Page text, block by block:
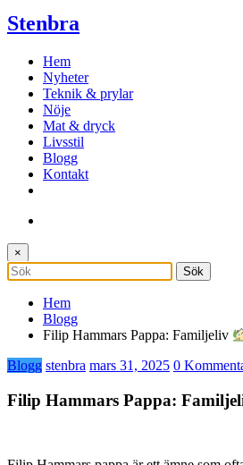
Stenbra
Hem
Nyheter
Teknik & prylar
Nöje
Mat & dryck
Livsstil
Blogg
Kontakt
×
Hem
Blogg
Filip Hammars Pappa: Familjeliv
Blogg stenbra mars 31, 2025 0
Filip Hammars Pappa: